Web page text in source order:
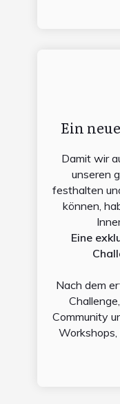
Ein
Damit wir
unseren
festhalten
können,
Eine
Nach dem
Community
Workshops,